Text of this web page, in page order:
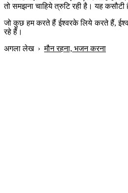
तो समझना चाहिये त्रुटि रही है। यह कसौटी
जो कुछ हम करते हैं ईश्वरके लिये करते हैं,
रहे हैं।
अगला लेख›मौन रहना, भजन करना